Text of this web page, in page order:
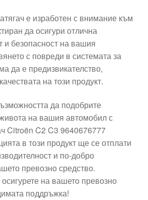
е изработен с внимание към
да осигури отлична
и безопасност на вашия
с повреди в системата за
да е предизвикателство,
на този продукт.
да подобрите
на вашия автомобил с
Citroën C2 C3 9640676777
в този продукт ще се отплати
и по-добро
превозно средство.
на вашето превозно
поддръжка!